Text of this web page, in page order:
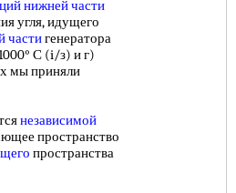
нижней части
угля, идущего
частигенератора
С (i/з) и г)
мы приняли
независимой
пространство
пространства